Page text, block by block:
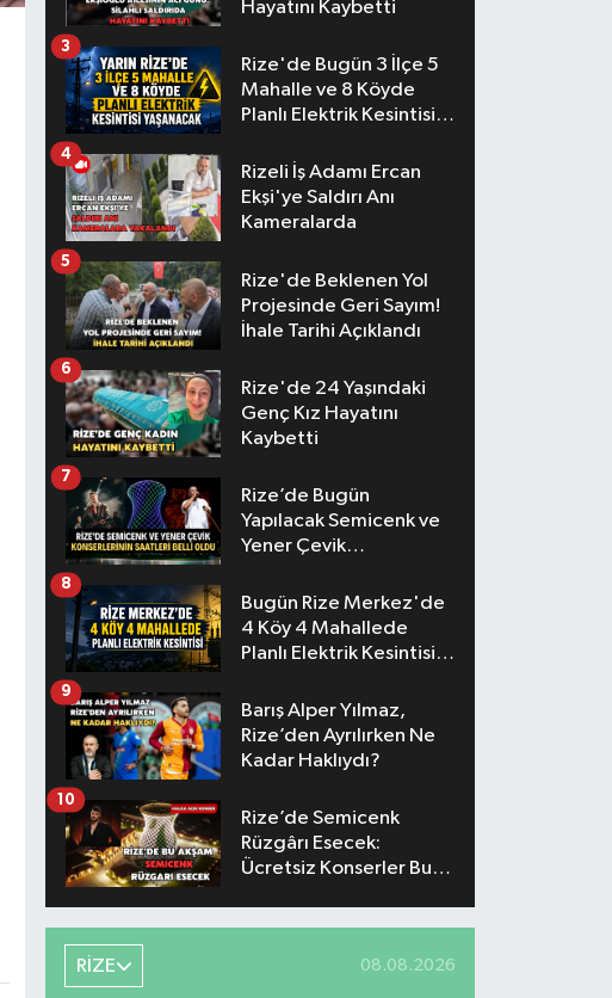
Hayatını Kaybetti
Rize'de Bugün 3 İlçe 5
Mahalle ve 8 Köyde
Planlı Elektrik Kesintisi
3
Rizeli İş Adamı Ercan
Ekşi'ye Saldırı Anı
Kameralarda
4
Rize'de Beklenen Yol
Projesinde Geri Sayım!
İhale Tarihi Açıklandı
5
Rize'de 24 Yaşındaki
Genç Kız Hayatını
Kaybetti
6
Rize’de Bugün
Yapılacak Semicenk ve
Yener Çevik
Belli Oldu
7
Bugün Rize Merkez'de
4 Köy 4 Mahallede
Planlı Elektrik Kesintisi
8
Barış Alper Yılmaz,
Rize’den Ayrılırken Ne
Kadar Haklıydı?
9
Rize’de Semicenk
Rüzgârı Esecek:
Ücretsiz Konserler Bu
10
RİZE 08.08.2026